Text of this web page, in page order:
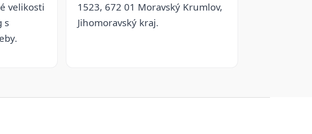
velikosti
s
1523, 672 01 Moravský Krumlov,
Jihomoravský kraj.